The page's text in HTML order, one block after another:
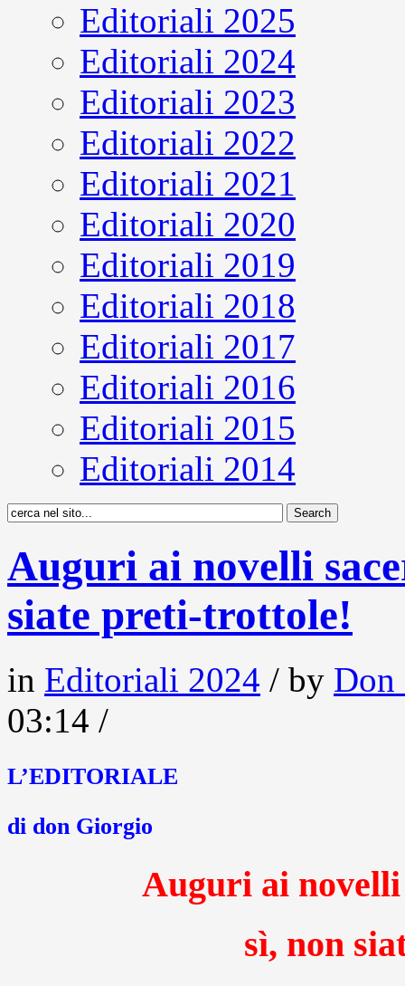
Editoriali 2025
Editoriali 2024
Editoriali 2023
Editoriali 2022
Editoriali 2021
Editoriali 2020
Editoriali 2019
Editoriali 2018
Editoriali 2017
Editoriali 2016
Editoriali 2015
Editoriali 2014
Auguri ai novelli
siate preti-trottole!
in Editoriali 2024 / by Don
03:14 /
L’EDITORIALE
di don Giorgio
Auguri ai
sì, non